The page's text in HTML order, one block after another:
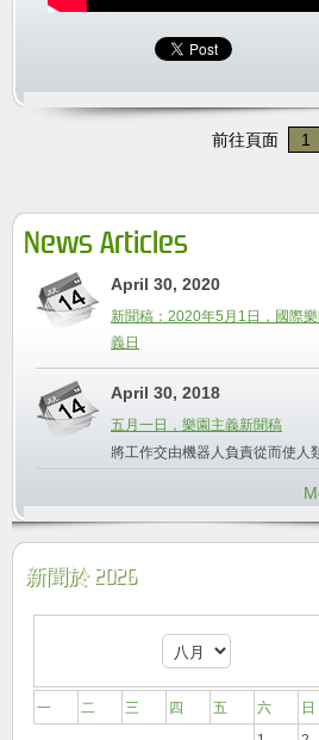
前往頁面 1
News Articles
April 30, 2020
新聞稿：2020年5月1日，國際
義日
April 30, 2018
五月一日，樂園主義新聞稿
將工作交由機器人負責從而使人
新聞於 2026
一 二 三 四 五 六
日